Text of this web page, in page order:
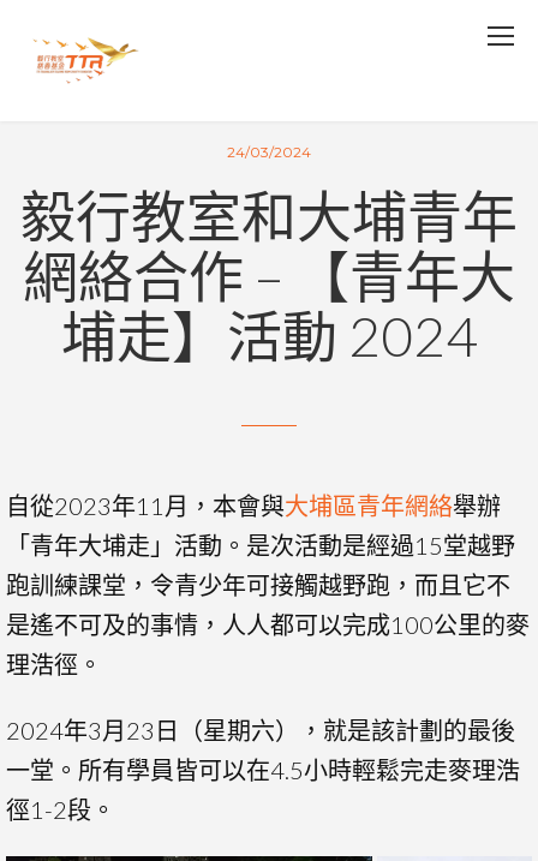
24/03/2024
毅行教室和大埔青年
網絡合作 – 【青年大
埔走】活動 2024
自從2023年11月，本會與大埔區青年網絡舉辦
「青年大埔走」活動。是次活動是經過15堂越野
跑訓練課堂，令青少年可接觸越野跑，而且它不
是遙不可及的事情，人人都可以完成100公里的麥
理浩徑。
2024年3月23日（星期六），就是該計劃的最後
一堂。所有學員皆可以在4.5小時輕鬆完走麥理浩
徑1-2段。